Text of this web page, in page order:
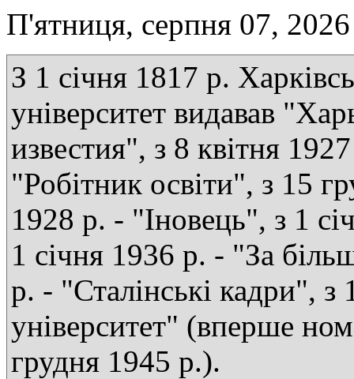
П'ятниця, серпня 07, 2026
З 1 січня 1817 р.
університет видавав
известия", з 8 квітня
"Робітник освіти", з 15
1928 р. - "Іновець", з 1
1 січня 1936 р. - "За
р. - "Сталінські кадри",
університет" (вперше
грудня 1945 р.).